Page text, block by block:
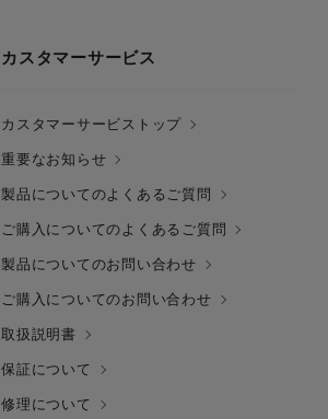
カスタマーサービス
カスタマーサービストップ
重要なお知らせ
製品についてのよくあるご質問
ご購入についてのよくあるご質問
製品についてのお問い合わせ
ご購入についてのお問い合わせ
取扱説明書
保証について
修理について